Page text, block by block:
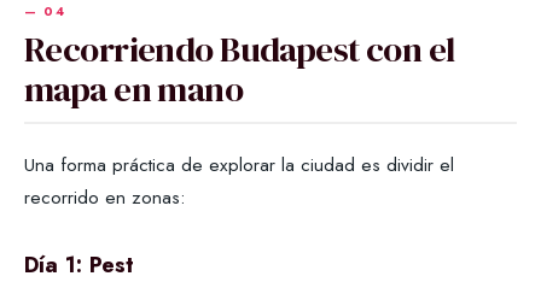
Recorriendo Budapest con el
mapa en mano
Una forma práctica de explorar la ciudad es dividir el
recorrido en zonas:
Día 1: Pest